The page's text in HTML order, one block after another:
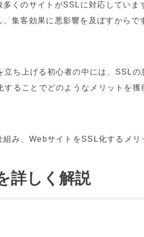
多くのサイトがSSLに対応してい
集客効果に悪影響を及ぼすから
立ち上げる初心者の中には、SSL
することでどのようなメリットを
み、WebサイトをSSL化するメリ
詳しく解説